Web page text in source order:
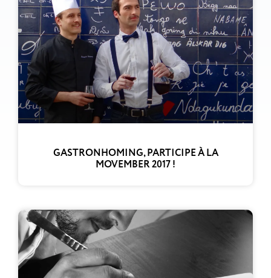
GASTRONHOMING, PARTICIPE À LA
MOVEMBER 2017 !